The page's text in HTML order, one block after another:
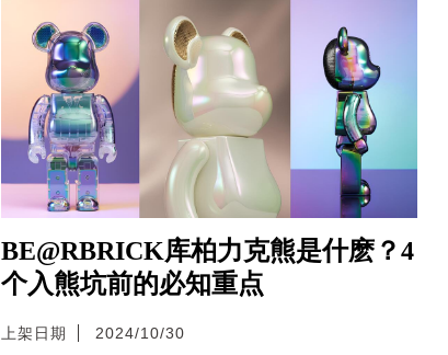
BE@RBRICK库柏力克熊是什麽？4
个入熊坑前的必知重点
上架日期 2024/10/30